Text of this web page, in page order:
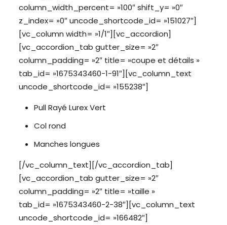
column_width_percent= »100″ shift_y= »0″
z_index= »0″ uncode_shortcode_id= »151027″]
[vc_column width= »1/1″][vc_accordion]
[vc_accordion_tab gutter_size= »2″
column_padding= »2″ title= »coupe et détails »
tab_id= »1675343460-1-91″][vc_column_text
uncode_shortcode_id= »155238″]
Pull Rayé Lurex Vert
Col rond
Manches longues
[/vc_column_text][/vc_accordion_tab]
[vc_accordion_tab gutter_size= »2″
column_padding= »2″ title= »taille »
tab_id= »1675343460-2-38″][vc_column_text
uncode_shortcode_id= »166482″]